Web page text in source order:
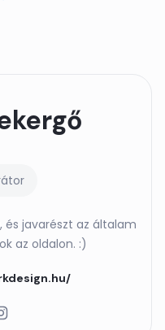
és javarészt az általam
az oldalon. :)